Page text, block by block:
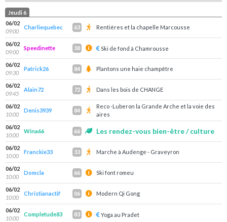
Jeudi 6
06/02
09:00
Charliequebec 63 Rentières et la chapelle Marcousse
06/02
09:00
Speedinette 38 Ski de fond à Chamrousse
06/02
09:30
Patrick26 84 Plantons une haie champêtre
06/02
09:45
Alain72 72 Dans les bois de CHANGE
06/02
10:00
Denis3939 84
Reco -Luberon la Grande Arche et la voie des
aires
06/02
10:00
Wina66 66 Les rendez-vous bien-être / culture
06/02
10:00
Franckie33 33 Marche à Audenge - Graveyron
06/02
10:00
Domcla 66 Ski font romeu
06/02
10:00
Christianactif 06 Modern Qi Gong
06/02
10:00
Completude83 83 Yoga au Pradet